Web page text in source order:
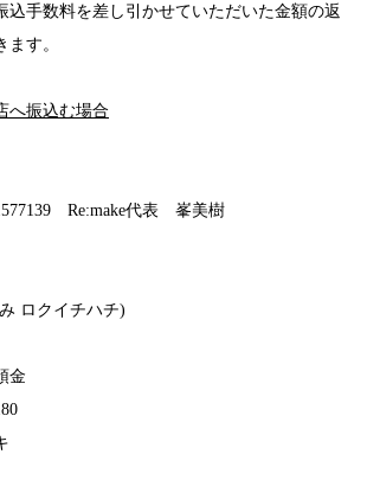
込手数料を差し引かせていただいた金額の返
す。
へ振込む場合
Re:make代表 峯美樹
ロクイチハチ)
金